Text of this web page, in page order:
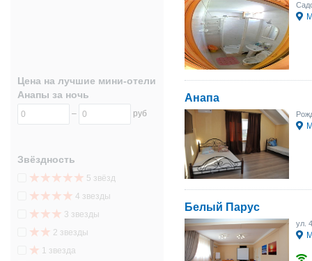
Цена на лучшие мини-отели
Анапы за ночь
– руб
Звёздность
5 звёзд
4 звезды
3 звезды
2 звезды
1 звезда
Анапа
Белый Парус
ул.